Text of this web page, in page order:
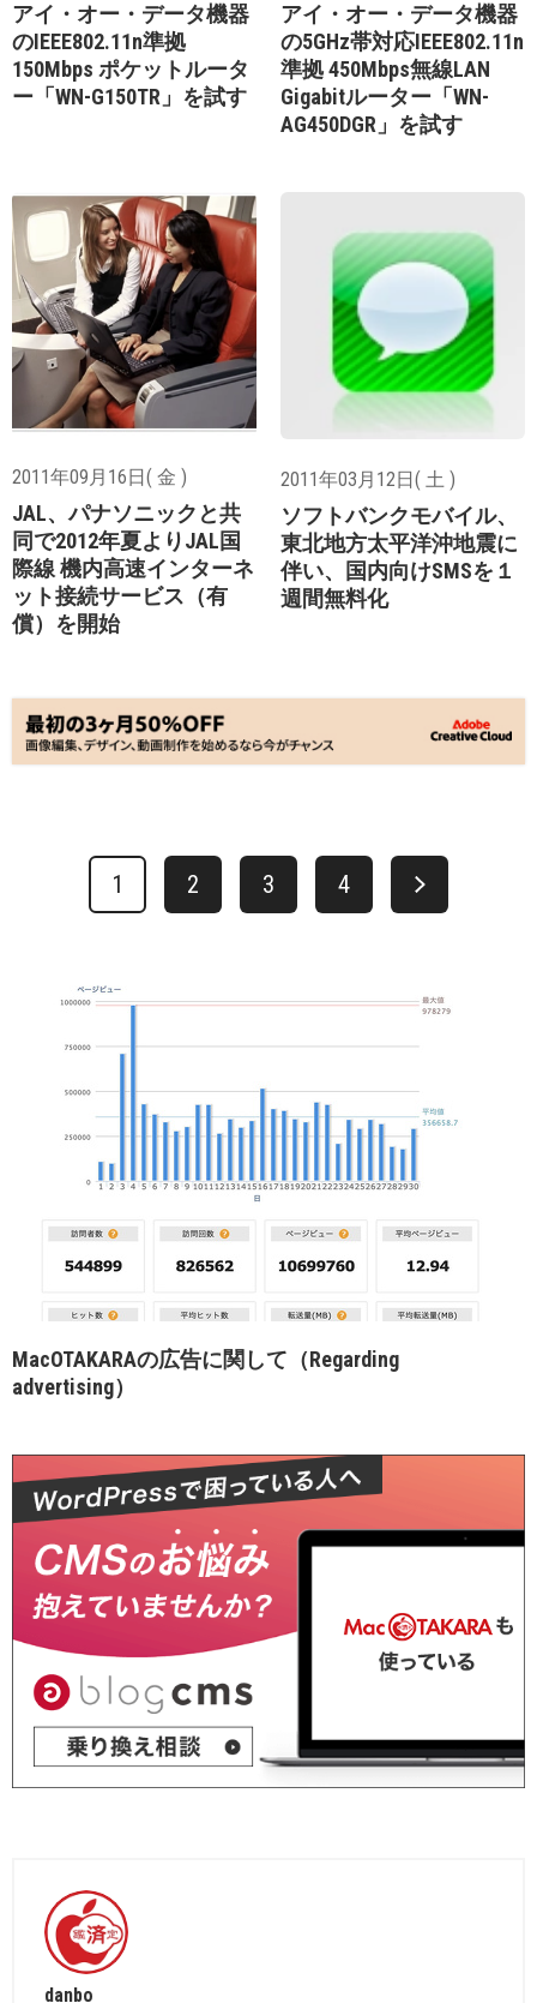
アイ・オー・データ機器
のIEEE802.11n準拠
150Mbps ポケットルータ
ー「WN-G150TR」を試す
アイ・オー・データ機器
の5GHz帯対応IEEE802.11n
準拠 450Mbps無線LAN
Gigabitルーター「WN-
AG450DGR」を試す
2011年09月16日( 金 )
JAL、パナソニックと共
同で2012年夏よりJAL国
際線 機内高速インターネ
ット接続サービス（有
償）を開始
2011年03月12日( 土 )
ソフトバンクモバイル、
東北地方太平洋沖地震に
伴い、国内向けSMSを１
週間無料化
1 2 3 4
MacOTAKARAの広告に関して（Regarding
advertising）
danbo